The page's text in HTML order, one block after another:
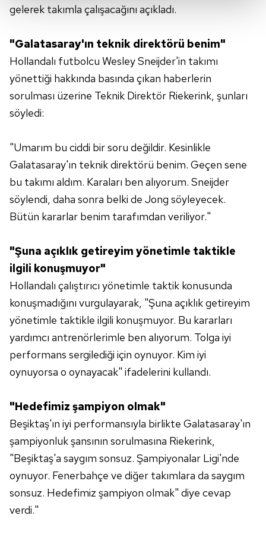
Her halükârda, kullanıcılar, bu çerezlere izin vermedikleri
gösterilmeyecektir."
Sizlere daha iyi bir hizmet sunabilmek için İnternet
Sitemizde kendimize ve üçüncü kişilere ait çerezler
kullanılmaktadır. Bu çerezler vasıtasıyla çeşitli kişisel
verileriniz işlenmekte olup gerekli olan çerezler bilgi
kullanılmaktadır. Diğer çerezler, sitemizin daha işlevsel
kılınması ve kişiselleştirilmesi ve sizlere yönelik
reklam/pazarlama faaliyetlerinin yapılması, amaçlarıyla
sınırlı olarak açık rızanız dahilinde kullanılacaktır.
Çerezlere ilişkin tercihlerinizi aşağıda yer alan panel
için Ayarlar butonuna tıklayabilir,Çerez Bilgilendirme
Metnimiziziyaret edebilirsiniz.
6698 sayılı Kişisel Verilerin Korunması Kanunu uyarınca
hazırlanmış Aydınlatma Metnimizi okumak ve sitemizde
ilgili mevzuata uygun olarak kullanılan çerezlerle ilgili bilgi
almak için lütfen
tıklayınız
gelerek takımla çalışacağını açıkladı.
"Galatasaray'ın teknik direktörü benim"
Hollandalı futbolcu Wesley Sneijder'in takımı
yönettiği hakkında basında çıkan haberlerin
sorulması üzerine Teknik Direktör Riekerink, şunları
söyledi:
"Umarım bu ciddi bir soru değildir. Kesinlikle
Galatasaray'ın teknik direktörü benim. Geçen sene
bu takımı aldım. Karaları ben alıyorum. Sneijder
söylendi, daha sonra belki de Jong söyleyecek.
Bütün kararlar benim tarafımdan veriliyor."
"Şuna açıklık getireyim yönetimle taktikle
ilgili konuşmuyor"
Hollandalı çalıştırıcı yönetimle taktik konusunda
konuşmadığını vurgulayarak, "Şuna açıklık getireyim
yönetimle taktikle ilgili konuşmuyor. Bu kararları
yardımcı antrenörlerimle ben alıyorum. Tolga iyi
performans sergilediği için oynuyor. Kim iyi
oynuyorsa o oynayacak" ifadelerini kullandı.
"Hedefimiz şampiyon olmak"
Beşiktaş'ın iyi performansıyla birlikte Galatasaray'ın
şampiyonluk şansının sorulmasına Riekerink,
"Beşiktaş'a saygım sonsuz. Şampiyonalar Ligi'nde
oynuyor. Fenerbahçe ve diğer takımlara da saygım
sonsuz. Hedefimiz şampiyon olmak" diye cevap
verdi."